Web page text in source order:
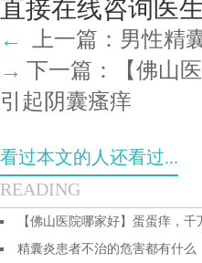
直接在线咨询医生
← 上一篇： 男性精
→ 下一篇：
【佛山
引起阴囊瘙痒
看过本文的人还看过...
READING
【佛山医院哪家好】蛋蛋痒，
精囊炎患者不治的危害都有什么